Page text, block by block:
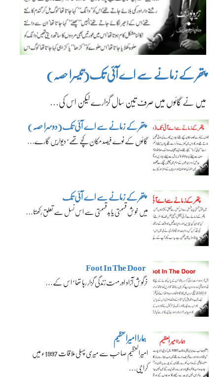
پتھر کے زمانے سے اے آئی تک(تیسرا حصہ)
میں نے گائوں میں صرف تین سال گزارے لیکن اس کی…
پتھر کے زمانے سے اے آئی تک(دوسرا حصہ)
گائوں کے نوے فیصد مکان کچے تھے‘ دیواریں گارے…
پتھر کے زمانے سے اے آئی تک
میں خوش قسمتی یا بدقسمتی سے اس نسل سے تعلق رکھتا…
Foot In The Door
خرگوش آزاد اور مست زندگی گزار رہا تھا‘ اس کے…
ہمارا امیرالعظیم
امیرالعظیم صاحب سے میری پہلی ملاقات 1997ء میں
کراچی…